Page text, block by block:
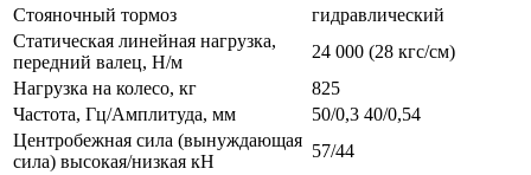
Стояночный тормоз
гидравлический
Статическая линейная нагрузка,
передний валец, Н/м
24 000 (28 кгс/см)
Нагрузка на колесо, кг
825
Частота, Гц/Амплитуда, мм
50/0,3 40/0,54
Центробежная сила (вынуждающая
сила) высокая/низкая кН
57/44